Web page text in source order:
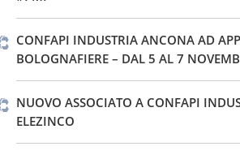
CONFAPI INDUSTRIA ANCONA AD
BOLOGNAFIERE – DAL 5 AL 7
NUOVO ASSOCIATO A CONFAPI
ELEZINCO